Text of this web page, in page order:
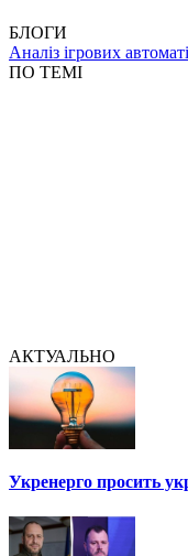
БЛОГИ
Аналіз ігрових
ПО ТЕМІ
АКТУАЛЬНО
Укренерго просить